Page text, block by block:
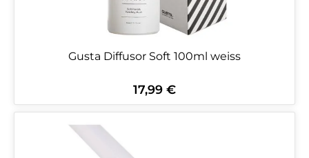
Gusta Diffusor Soft 100ml weiss
Regulärer Preis:
17,99 €